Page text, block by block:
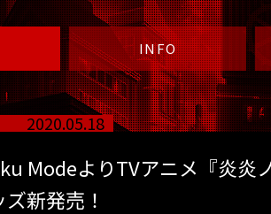
INFO
2020.05.18
ModeよりTVアニメ『炎炎
新発売！